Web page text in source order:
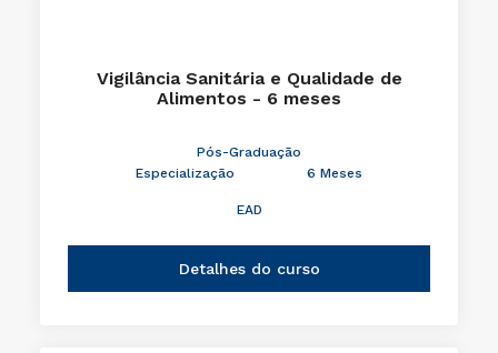
Vigilância Sanitária e Qualidade de
Alimentos - 6 meses
Pós-Graduação
Especialização
6 Meses
EAD
Detalhes do curso